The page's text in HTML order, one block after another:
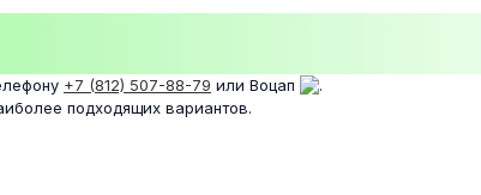
+7 (812) 507-88-79 или Воцап
.
подходящих вариантов.